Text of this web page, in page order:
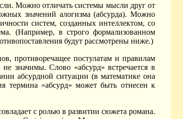
Можно отличать системы мысли друг от
значений алогизма (абсурда). Можно
систем, созданных интеллектом, со
(Например, в строго формализованном
будут рассмотрены ниже.)
противоречащее постулатам и правилам
значимы. Слово «абсурд» встречается в
абсурдной ситуации (в математике она
термина «абсурд» может быть отнесен к
с ролью в развитии сюжета романа.